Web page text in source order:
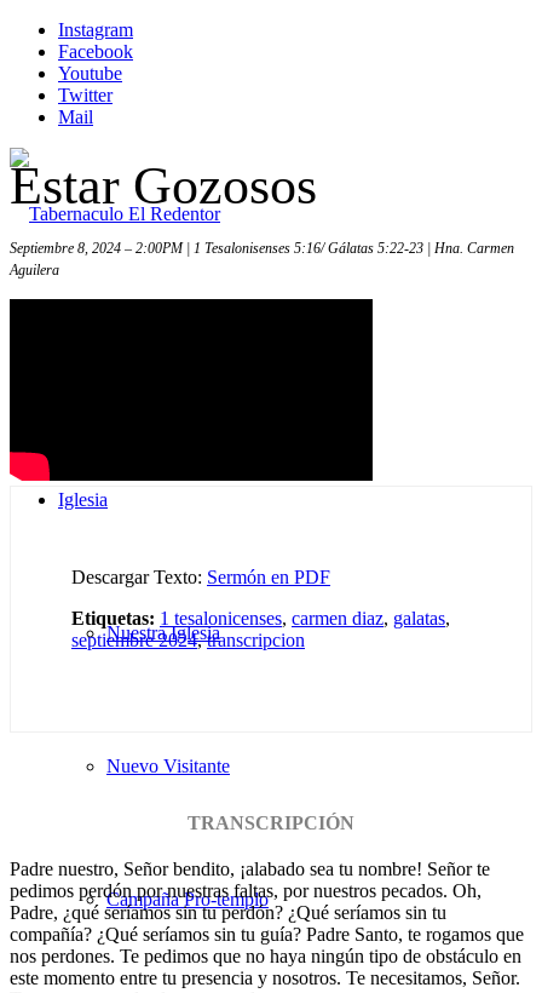
Instagram
Facebook
Youtube
Twitter
Mail
Iglesia
Nuestra Iglesia
Nuevo Visitante
Campaña Pro-templo
Estar Gozosos
Septiembre 8, 2024 – 2:00PM | 1 Tesalonisenses 5:16/ Gálatas 5:22-23 | Hna. Carmen
Aguilera
Descargar Texto: Sermón en PDF
Etiquetas: 1 tesalonicenses, carmen diaz, galatas,
septiembre 2024,transcripcion
TRANSCRIPCIÓN
Padre nuestro, Señor bendito, ¡alabado sea tu nombre! Señor te
pedimos perdón por nuestras faltas, por nuestros pecados. Oh,
Padre, ¿qué seríamos sin tu perdón? ¿Qué seríamos sin tu
compañía? ¿Qué seríamos sin tu guía? Padre Santo, te rogamos que
nos perdones. Te pedimos que no haya ningún tipo de obstáculo en
este momento entre tu presencia y nosotros. Te necesitamos, Señor.